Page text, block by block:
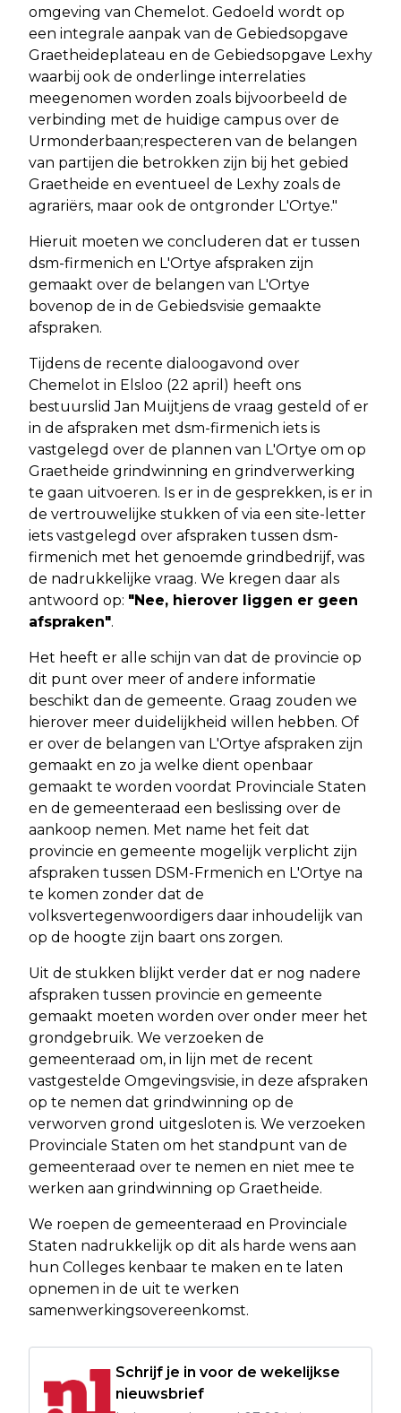
omgeving van Chemelot. Gedoeld wordt op
een integrale aanpak van de Gebiedsopgave
Graetheideplateau en de Gebiedsopgave Lexhy
waarbij ook de onderlinge interrelaties
meegenomen worden zoals bijvoorbeeld de
verbinding met de huidige campus over de
Urmonderbaan;respecteren van de belangen
van partijen die betrokken zijn bij het gebied
Graetheide en eventueel de Lexhy zoals de
agrariërs, maar ook de ontgronder L'Ortye."
Hieruit moeten we concluderen dat er tussen
dsm-firmenich en L'Ortye afspraken zijn
gemaakt over de belangen van L'Ortye
bovenop de in de Gebiedsvisie gemaakte
afspraken.
Tijdens de recente dialoogavond over
Chemelot in Elsloo (22 april) heeft ons
bestuurslid Jan Muijtjens de vraag gesteld of er
in de afspraken met dsm-firmenich iets is
vastgelegd over de plannen van L'Ortye om op
Graetheide grindwinning en grindverwerking
te gaan uitvoeren. Is er in de gesprekken, is er in
de vertrouwelijke stukken of via een site-letter
iets vastgelegd over afspraken tussen dsm-
firmenich met het genoemde grindbedrijf, was
de nadrukkelijke vraag. We kregen daar als
antwoord op: "Nee, hierover liggen er geen
afspraken".
Het heeft er alle schijn van dat de provincie op
dit punt over meer of andere informatie
beschikt dan de gemeente. Graag zouden we
hierover meer duidelijkheid willen hebben. Of
er over de belangen van L'Ortye afspraken zijn
gemaakt en zo ja welke dient openbaar
gemaakt te worden voordat Provinciale Staten
en de gemeenteraad een beslissing over de
aankoop nemen. Met name het feit dat
provincie en gemeente mogelijk verplicht zijn
afspraken tussen DSM-Frmenich en L'Ortye na
te komen zonder dat de
volksvertegenwoordigers daar inhoudelijk van
op de hoogte zijn baart ons zorgen.
Uit de stukken blijkt verder dat er nog nadere
afspraken tussen provincie en gemeente
gemaakt moeten worden over onder meer het
grondgebruik. We verzoeken de
gemeenteraad om, in lijn met de recent
vastgestelde Omgevingsvisie, in deze afspraken
op te nemen dat grindwinning op de
verworven grond uitgesloten is. We verzoeken
Provinciale Staten om het standpunt van de
gemeenteraad over te nemen en niet mee te
werken aan grindwinning op Graetheide.
We roepen de gemeenteraad en Provinciale
Staten nadrukkelijk op dit als harde wens aan
hun Colleges kenbaar te maken en te laten
opnemen in de uit te werken
samenwerkingsovereenkomst.
Schrijf je in voor de wekelijkse
nieuwsbrief